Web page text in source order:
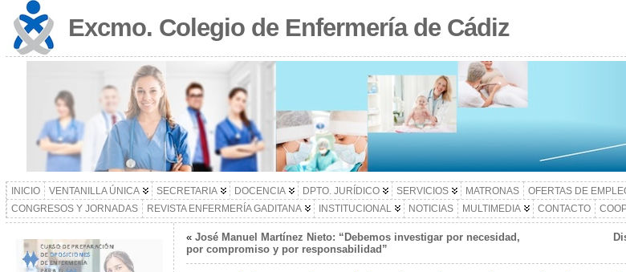
Excmo. Colegio de Enfermería de Cádiz
INICIO VENTANILLA ÚNICA SECRETARIA DOCENCIA DPTO. JURÍDICO SERVICIOS MATRONAS OFERTAS DE
CONGRESOS Y JORNADAS
REVISTA ENFERMERÍA GADITANA INSTITUCIONAL NOTICIAS MULTIMEDIA CONTACTO
« José Manuel Martínez Nieto: “Debemos investigar por necesidad,
por compromiso y por responsabilidad”